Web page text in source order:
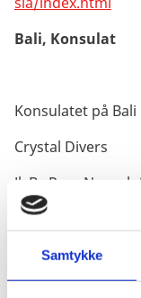
Samtykke
Bali, Konsulat
Konsulatet på Bali
Crystal Divers
Jl. By Pass
Sanur, Bali